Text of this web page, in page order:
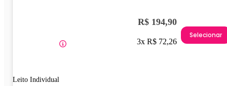
Leito Individual
R$ 194,90
3x R$ 72,26
Selecionar